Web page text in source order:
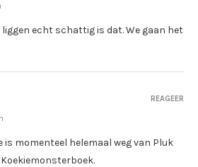
echt schattig is dat. We gaan het
is momenteel helemaal weg van Pluk
REAGEER